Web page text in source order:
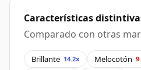
Características
Comparado con otras
Brillante 14.2x Melocotón